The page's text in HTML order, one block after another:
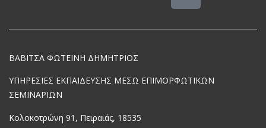
ΒΑΒΙΤΣΑ ΦΩΤΕΙΝΗ ΔΗΜΗΤΡΙΟΣ
ΥΠΗΡΕΣΙΕΣ ΕΚΠΑΙΔΕΥΣΗΣ ΜΕΣΩ ΕΠΙΜΟΡΦΩΤΙΚΩΝ
ΣΕΜΙΝΑΡΙΩΝ
Κολοκοτρώνη 91, Πειραιάς, 18535